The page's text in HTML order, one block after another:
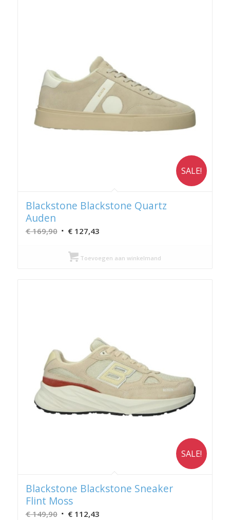
SALE!
Blackstone Blackstone Quartz
Auden
€169,90 Oorspronkelijke
was:
€127,43Huidige
Toevoegen aan winkelmand
SALE!
Blackstone Blackstone Sneaker
Flint Moss
€149,90 Oorspronkelijke
€112,43Huidige